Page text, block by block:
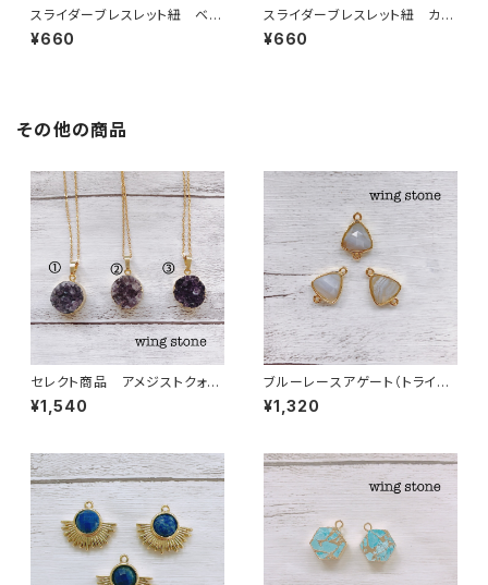
スライダーブレスレット紐 ベー
ジュ
¥660
スライダーブレスレット紐 カー
キ
¥660
その他の商品
セレクト商品 アメジストクォー
ツ ペンダントトップ①②③ チ
ェーン付き
¥1,540
ブルーレースアゲート（トライア
ングル型）２カン
¥1,320